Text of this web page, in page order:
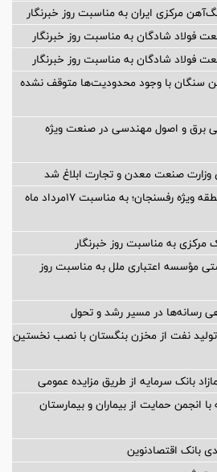
مرکزی ایران به مناسبت روز خبرنگار
فولاد شادگان به مناسبت روز خبرنگار
فولاد شادگان به مناسبت روز خبرنگار
سنگان با وجود محدودیت‌ها متوقف نشده
برق و اصول مهندسی در صنعت ویژه
وزارت صنعت معدن و تجارت ابلاغ شد
پیام تبریک مدیر عامل منطقه ویژه رفسنجان؛ به مناسبت ۱۷مرداد ماه
مرکزی به مناسبت روز خبرنگار
مؤسسه اعتباری ملل به مناسبت روز
رسانه‌ها در مسیر رشد و تحول
نفت از مخزن بنگستان با نصب نخستین
بانک سرمایه از طریق مزایده عمومی
انجمن حمایت از بیماران و بیمارستان
بانک اقتصادنوین